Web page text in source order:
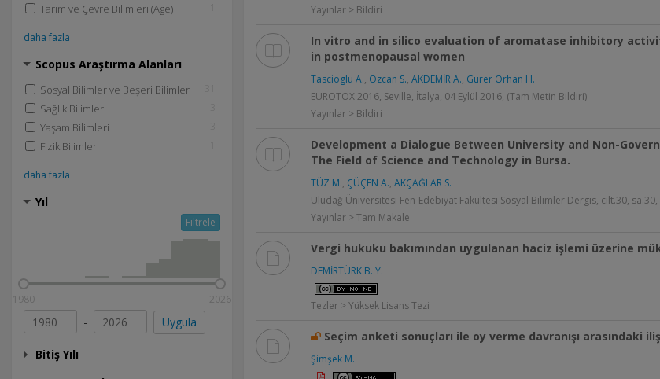
Tarım ve Çevre Bilimleri (Age)
daha fazla
Scopus Araştırma Alanları
Sosyal Bilimler ve Beşeri Bilimler
Sağlık Bilimleri
Yaşam Bilimleri
Fizik Bilimleri
daha fazla
Yıl
Filtrele
1980 2026
- Uygula
Bitiş Yılı
Yayınlar > Bildiri
In vitro and in silico evaluation of aromatase inhibitory
in postmenopausal women
Tascioglu A., Ozcan S., AKDEMİR A., Gurer Orhan H.
EUROTOX 2016, Seville, İtalya, 04 Eylül 2016, (Tam Metin Bildiri)
Yayınlar > Bildiri
Development a Dialogue Between University and Non-
The Field of Science and Technology in Bursa.
TÜZ M., ÇÜÇEN A., AKÇAĞLAR S.
Uludağ Üniversitesi Fen-Edebiyat Fakültesi Sosyal Bilimler Dergis, cilt.30, sa.30,
Yayınlar > Tam Makale
Vergi hukuku bakımından uygulanan haciz işlemi üzerine
DEMİRTÜRK B. Y.
Tezler > Yüksek Lisans Tezi
Seçim anketi sonuçları ile oy verme davranışı arasındaki
Şimşek M.